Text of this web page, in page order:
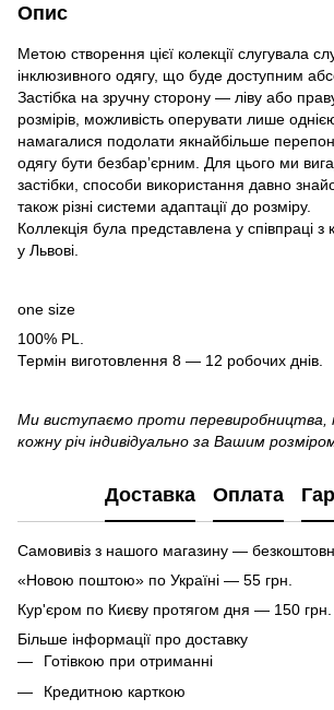
Опис
Метою створення цієї колекції слугувала
інклюзивного одягу, що буде доступним
Застібка на зручну сторону — ліву або
розмірів, можливість оперувати лише
намагалися подолати якнайбільше
одягу бути безбарʼєрним. Для цього ми
застібки, способи використання давно
також різні системи адаптації до розміру.
Коллекція була представлена у співпраці з
у Львові.
one size
100% PL.
Термін виготовлення 8 — 12 робочих днів.
Ми виступаємо проти
кожну річ індивідуально за Вашим
Доставка Оплата
Самовивіз з нашого магазину —
«Новою поштою» по Україні — 55 грн.
Кур'єром по Києву протягом дня — 150 грн.
Більше інформації про доставку
Готівкою при отриманні
Кредитною карткою